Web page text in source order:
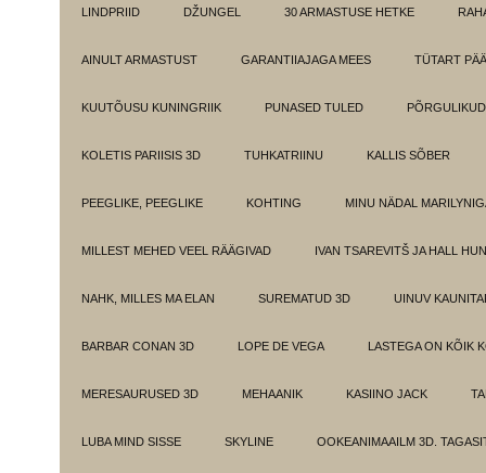
LINDPRIID DŽUNGEL 30 ARMASTUSE HETKE
AINULT ARMASTUST GARANTIIAJAGA MEES TÜTART
KUUTÕUSU KUNINGRIIK PUNASED TULED
KOLETIS PARIISIS 3D TUHKATRIINU KALLIS SÕBER
PEEGLIKE, PEEGLIKE KOHTING MINU NÄDAL
MILLEST MEHED VEEL RÄÄGIVAD IVAN TSAREVITŠ JA HALL
NAHK, MILLES MA ELAN SUREMATUD 3D UINUV
BARBAR CONAN 3D LOPE DE VEGA LASTEGA ON KÕIK
MERESAURUSED 3D MEHAANIK KASIINO JACK
LUBA MIND SISSE SKYLINE OOKEANIMAAILM 3D.